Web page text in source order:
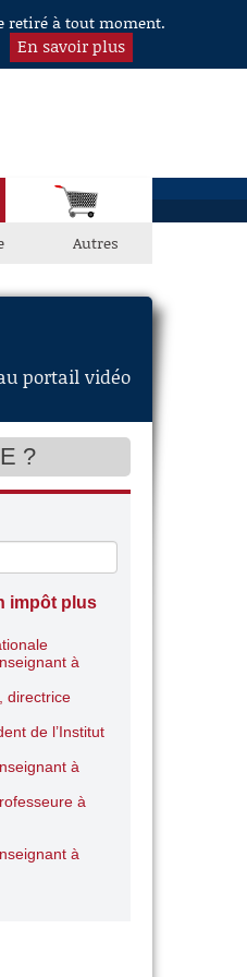
retiré à tout moment.
En savoir plus
Autres
portail vidéo
?
impôt plus
à
directrice
de l’Institut
à
à
à